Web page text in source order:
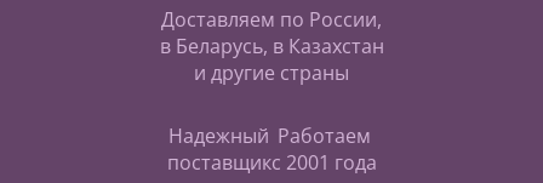
Доставляем по России,
в Беларусь, в Казахстан
и другие страны
Надежный
поставщик
Работаем
с 2001 года